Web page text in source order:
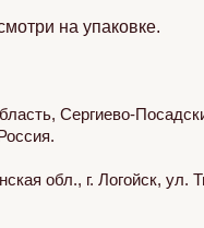
на упаковке.
Сергиево-
обл., г. Логойск, ул.